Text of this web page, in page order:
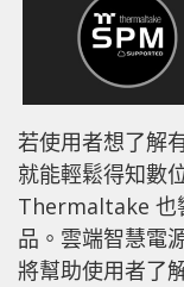
若使用者想了解
就能輕鬆得知數
Thermaltake 也
品。雲端智慧電
將幫助使用者了